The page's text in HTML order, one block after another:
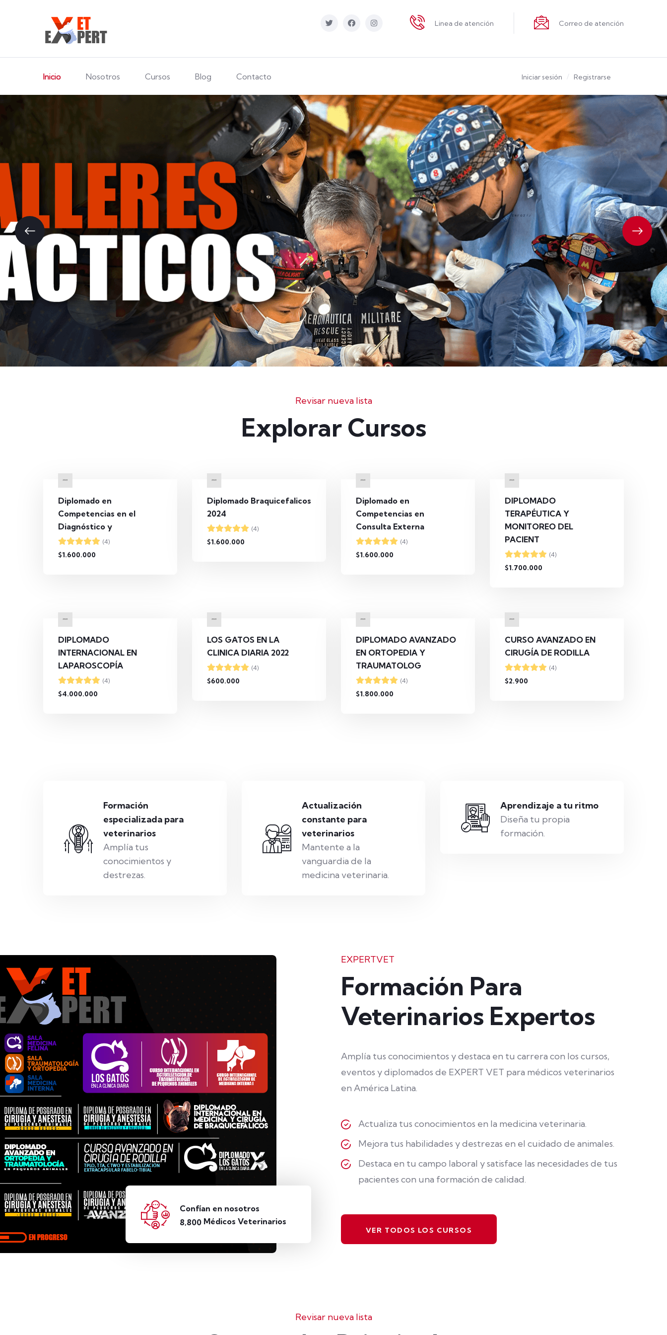
Linea de atención Correo de atención
Inicio Nosotros Cursos Blog Contacto Iniciar sesión Registrarse
Revisar nueva lista
Explorar Cursos
Diplomado en
Competencias en el
Diagnóstico y
(4)
$1.600.000
Diplomado Braquicefalicos
2024
(4)
$1.600.000
Diplomado en
Competencias en
Consulta Externa
(4)
$1.600.000
DIPLOMADO
TERAPÉUTICA Y
MONITOREO DEL
PACIENT
(4)
$1.700.000
DIPLOMADO
INTERNACIONAL EN
LAPAROSCOPÍA
(4)
$4.000.000
LOS GATOS EN LA
CLINICA DIARIA 2022
(4)
$600.000
DIPLOMADO AVANZADO
EN ORTOPEDIA Y
TRAUMATOLOG
(4)
$1.800.000
CURSO AVANZADO EN
CIRUGÍA DE RODILLA
(4)
$2.900
Formación
especializada para
veterinarios
Amplía tus
conocimientos y
destrezas.
Actualización
constante para
veterinarios
Mantente a la
vanguardia de la
medicina veterinaria.
Aprendizaje a tu ritmo
Diseña tu propia
formación.
Confían en nosotros
8,800 Médicos Veterinarios
EXPERTVET
Formación Para
Veterinarios Expertos
Amplía tus conocimientos y destaca en tu carrera con los cursos,
eventos y diplomados de EXPERT VET para médicos veterinarios
en América Latina.
Actualiza tus conocimientos en la medicina veterinaria.
Mejora tus habilidades y destrezas en el cuidado de animales.
Destaca en tu campo laboral y satisface las necesidades de tus
pacientes con una formación de calidad.
VER TODOS LOS CURSOS
Revisar nueva lista